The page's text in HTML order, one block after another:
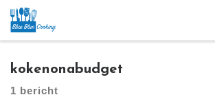
Ga naar inhoud
kokenonabudget
1 bericht